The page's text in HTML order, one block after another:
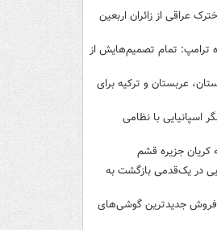
عراقی از زائران اربعین
ترامپ: تمام تصمیم‌هایش از
عربستان و ترکیه برای
اسپانیایی با نظامی
کریان جزیره قشم
در یک‌قدمی بازگشت به
جدیدترین گوشی‌های